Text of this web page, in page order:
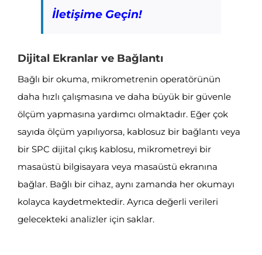
İletişime Geçin!
Dijital Ekranlar ve Bağlantı
Bağlı bir okuma, mikrometrenin operatörünün
daha hızlı çalışmasına ve daha büyük bir güvenle
ölçüm yapmasına yardımcı olmaktadır. Eğer çok
sayıda ölçüm yapılıyorsa, kablosuz bir bağlantı veya
bir SPC dijital çıkış kablosu, mikrometreyi bir
masaüstü bilgisayara veya masaüstü ekranına
bağlar. Bağlı bir cihaz, aynı zamanda her okumayı
kolayca kaydetmektedir. Ayrıca değerli verileri
gelecekteki analizler için saklar.